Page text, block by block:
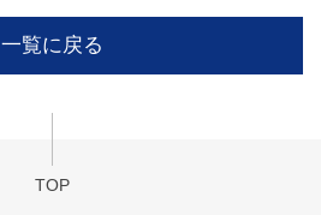
一覧に戻る
TOP